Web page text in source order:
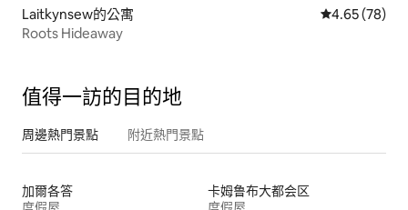
Laitkynsew的公寓 從 78 則評價
4.65 (78)
Roots Hideaway
值得一訪的目的地
周邊熱門景點 附近熱門景點
加爾各答
卡姆鲁布大都会区